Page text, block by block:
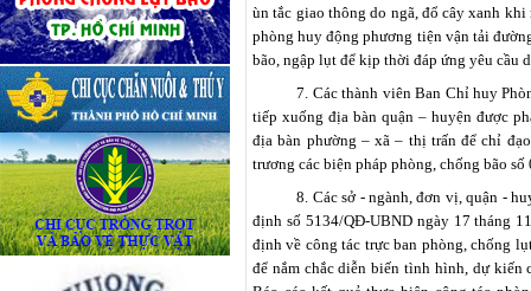
ùn tắc giao thông do ngã, đổ cây xanh
phòng huy động phương tiện vận tải
bão, ngập lụt để kịp thời đáp ứng yêu cầu
7. Các thành viên Ban Chỉ huy
tiếp xuống địa bàn quận – huyện được
địa bàn phường – xã – thị trấn để chỉ
trương các biện pháp phòng, chống bão số
8. Các sở - ngành, đơn vị, quận -
định số 5134/QĐ-UBND ngày 17 tháng
định về công tác trực ban phòng, chống
để nắm chắc diễn biến tình hình, dự